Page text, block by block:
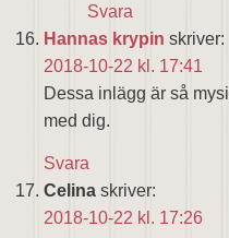
Svara
Hannas krypin skriver:
2018-10-22 kl. 17:41
Dessa inlägg är så
med dig.
Svara
Celina skriver:
2018-10-22 kl. 17:26